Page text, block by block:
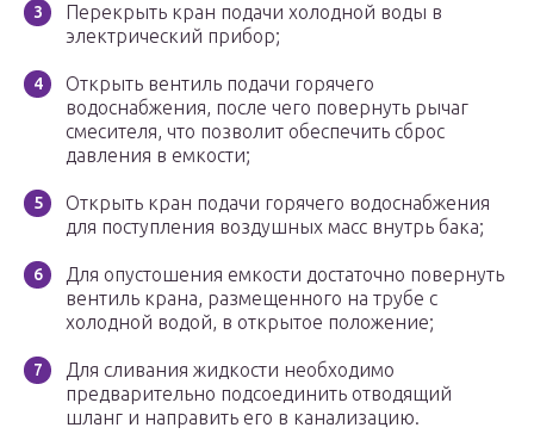
Перекрыть кран подачи холодной воды в
электрический прибор;
Открыть вентиль подачи горячего
водоснабжения, после чего повернуть рычаг
смесителя, что позволит обеспечить сброс
давления в емкости;
Открыть кран подачи горячего водоснабжения
для поступления воздушных масс внутрь бака;
Для опустошения емкости достаточно повернуть
вентиль крана, размещенного на трубе с
холодной водой, в открытое положение;
Для сливания жидкости необходимо
предварительно подсоединить отводящий
шланг и направить его в канализацию.